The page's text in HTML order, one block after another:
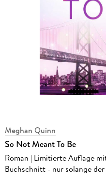
Meghan Quinn
So Not Meant To Be
Roman | Limitierte Auflage
Buchschnitt - nur solange